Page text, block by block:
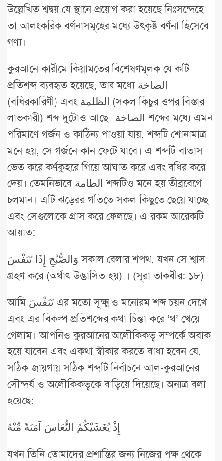
উল্লেখিত শ্বদ্বয় যে স্থানে প্রয়োগ করা হয়েছে নিঃসন্দেহে
তা আলংকরিক বর্ণনাসমূহের মধ্যে উৎকৃষ্ট বর্ণনা হিসেবে
গণ্য।
কুরআনে কারীমে কিয়ামতের বিশেষণমূলক যে কটি
প্রতিশব্দ ব্যবহৃত হয়েছে, তার মধ্যে الصاخة
(বধিরকারিণী) এবং الظلمة (সকল কিচুর ওপর বিস্তার
লাভকারী) শব্দ দুটোও আছে। الصاخة শব্দের মধ্যে এমন
পরিমাণে গর্জন ও কাঠিন্য পাওয়া যায়, শব্দটি শোনামাত্র
মনে হয়, সে গর্জনে কান ফেটে যাবে। এ শব্দটি বাতাস
ভেত করে কর্ণকুহরে গিয়ে আঘাত করে এবং বধির করে
দেয়। তেমনিভাবে الطامة শব্দটিও মনে হয় তীব্রবেগে
চলমান। এটি ঝড়েরর গতিতে সকল কিছুতে ছেয়ে যাচ্ছে
এবং সেগুলোকে গ্রাস করে ফেলছে। এ রকম আরেকটি
আয়াত:
وَالصُّبْحِ إِذَا تَنَفْسَ সকাল বেলার শপথ, যখন সে শ্বাস
গ্রহণ করে (অর্থাৎ উদ্ভাসিত হয়) । (সূরা তাকবীর: ১৮)
আমি تَنَفْسَ এর মতো সূক্ষ্ম ও মনোরম শব্দ চয়ন দেখে
এবং এর বিকল্প প্রতিশব্দের কথা চিন্তা করে ‘থ’ খেয়ে
গেলাম। আপনিও কুরআনের অলৌকিকত্ব সম্পর্কে অবাক
হয়ে যাবেন এবং একথা স্বীকার করতে বাধ্য হবেন যে,
সঠিক জায়গায় সঠিক শব্দটি নির্বাচনে আল-কুরআনের
সৌন্দর্য ও অলৌকিকত্বকে বাড়িয়ে দিয়েছে। অন্যত্র বলা
হয়েছে:
إِذْ يُغَشَيْكُمُ النُّعَاسَ آمَنَةً مِّنْهُ
যখন তিনি তোমাদের প্রশান্তির জন্য নিজের পক্ষ থেকে